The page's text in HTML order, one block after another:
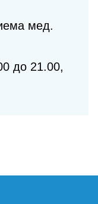
мед.
до 21.00,